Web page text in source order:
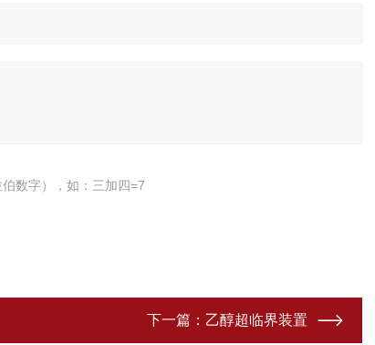
数字），如：三加四=7
下一篇： 乙醇超临界装置